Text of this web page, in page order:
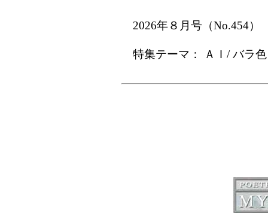
2026年８月号（No.454
特集テーマ： ＡＩ/ バラ